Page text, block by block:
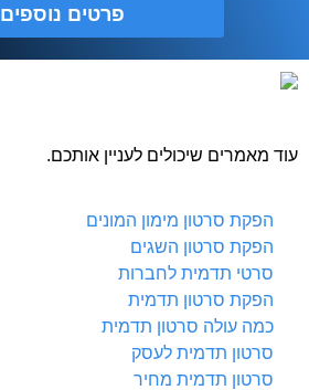
פרטים נוספים
עוד מאמרים שיכולים לעניין אותכם.
הפקת סרטון מימון המונים
הפקת סרטון השגים
סרטי תדמית לחברות
הפקת סרטון תדמית
כמה עולה סרטון תדמית
סרטון תדמית לעסק
סרטון תדמית מחיר